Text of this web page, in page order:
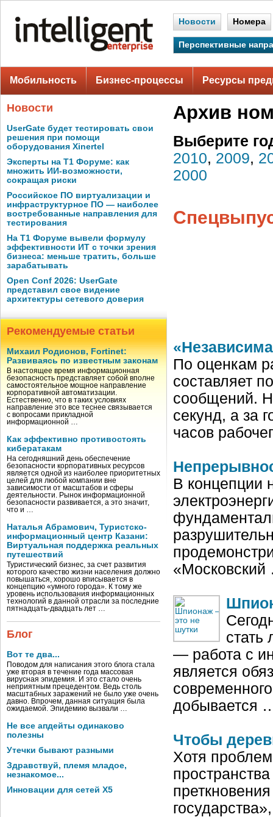
Новости Номера
Перспективные
Мобильность Бизнес-процессы Ресурсы
Новости
UserGate будет тестировать свои
решения при помощи
оборудования Xinertel
Эксперты на Т1 Форуме: как
множить ИИ-возможности,
сокращая риски
Российское ПО виртуализации и
инфраструктурное ПО — наиболее
востребованные направления для
тестирования
На Т1 Форуме вывели формулу
эффективности ИТ с точки зрения
бизнеса: меньше тратить, больше
зарабатывать
Open Conf 2026: UserGate
представил свое видение
архитектуры сетевого доверия
Рекомендуемые статьи
Михаил Родионов, Fortinet:
Развиваясь по известным законам
В настоящее время информационная
безопасность представляет собой вполне
самостоятельное мощное направление
корпоративной автоматизации.
Естественно, что в таких условиях
направление это все теснее связывается
с вопросами прикладной
информационной …
Как эффективно противостоять
кибератакам
На сегодняшний день обеспечение
безопасности корпоративных ресурсов
является одной из наиболее приоритетных
целей для любой компании вне
зависимости от масштабов и сферы
деятельности. Рынок информационной
безопасности развивается, а это значит,
что и …
Наталья Абрамович, Туристско-
информационный центр Казани:
Виртуальная поддержка реальных
путешествий
Туристический бизнес, за счет развития
которого качество жизни населения должно
повышаться, хорошо вписывается в
концепцию «умного города». К тому же
уровень использования информационных
технологий в данной отрасли за последние
пятнадцать-двадцать лет …
Блог
Вот те два...
Поводом для написания этого блога стала
уже вторая в течение года массовая
вирусная эпидемия. И это стало очень
неприятным прецедентом. Ведь столь
масштабных заражений не было уже очень
давно. Впрочем, данная ситуация была
ожидаемой. Эпидемию вызвали …
Не все апдейты одинаково
полезны
Утечки бывают разными
Здравствуй, племя младое,
незнакомое...
Инновации для сетей X5
Архив
Выберите
2010, 2009,
2000
По оценкам
составляет
сообщений.
секунд, а за
часов
В концепции
стать
— работа с
является
добывается
Чтобы
Хотя